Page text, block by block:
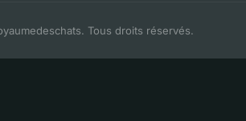
Tous droits réservés.